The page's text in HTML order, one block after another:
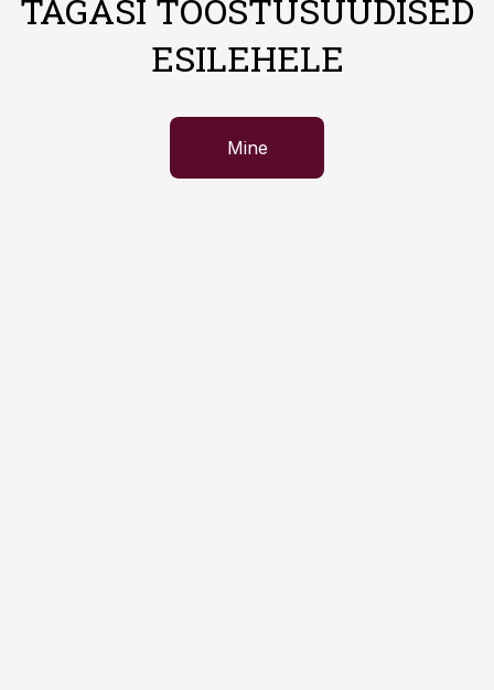
TAGASI TÖÖSTUSUUDISED
ESILEHELE
Mine